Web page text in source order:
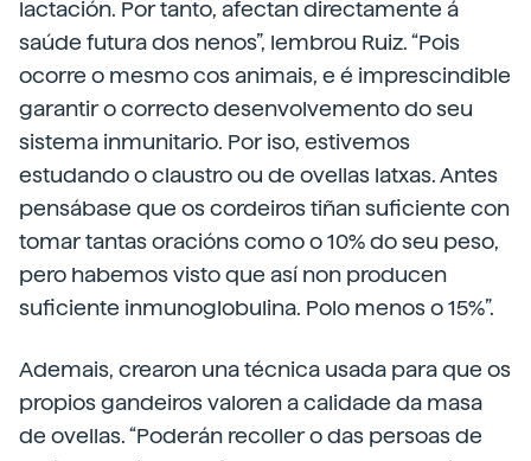
lactación. Por tanto, afectan directamente á
saúde futura dos nenos”, lembrou Ruiz. “Pois
ocorre o mesmo cos animais, e é imprescindible
garantir o correcto desenvolvemento do seu
sistema inmunitario. Por iso, estivemos
estudando o claustro ou de ovellas latxas. Antes
pensábase que os cordeiros tiñan suficiente con
tomar tantas oracións como o 10% do seu peso,
pero habemos visto que así non producen
suficiente inmunoglobulina. Polo menos o 15%”.
Ademais, crearon una técnica usada para que os
propios gandeiros valoren a calidade da masa
de ovellas. “Poderán recoller o das persoas de